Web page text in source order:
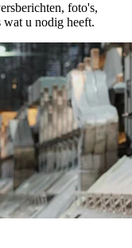
foto's,
u nodig heeft.